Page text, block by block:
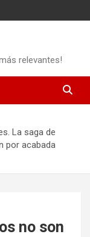
relevantes!
La saga de
por acabada
no son